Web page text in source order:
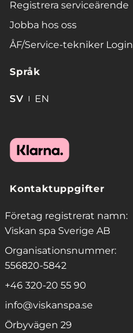
Registrera serviceärende
Jobba hos oss
ÅF/Service-tekniker Login
Språk
SV EN
Kontaktuppgifter
Företag registrerat namn:
Viskan spa Sverige AB
Organisationsnummer:
556820-5842
+46 320-20 55 90
info@viskanspa.se
Örbyvägen 29